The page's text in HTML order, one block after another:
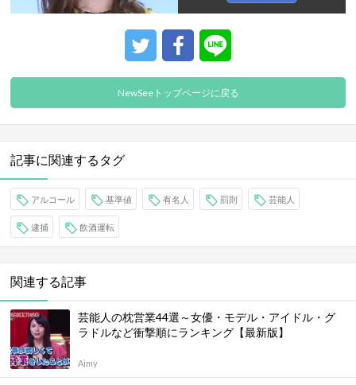
NewSeeトップページに戻る
記事に関連するタグ
アルコール 基準値 有名人 罰則 芸能人
逮捕 飲酒運転
関連する記事
芸能人の枕営業44選～女優・モデル・アイドル・グ
ラドルなど衝撃順にランキング【最新版】
Aimy